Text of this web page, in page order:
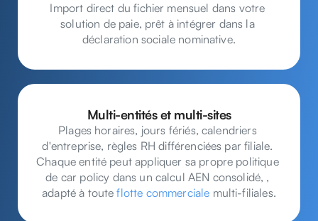
Import direct du fichier mensuel dans votre
solution de paie, prêt à intégrer dans la
déclaration sociale nominative.
Multi-entités et multi-sites
Plages horaires, jours fériés, calendriers
d'entreprise, règles RH différenciées par filiale.
Chaque entité peut appliquer sa propre politique
de car policy dans un calcul AEN consolidé, ,
adapté à toute flotte commerciale multi-filiales.